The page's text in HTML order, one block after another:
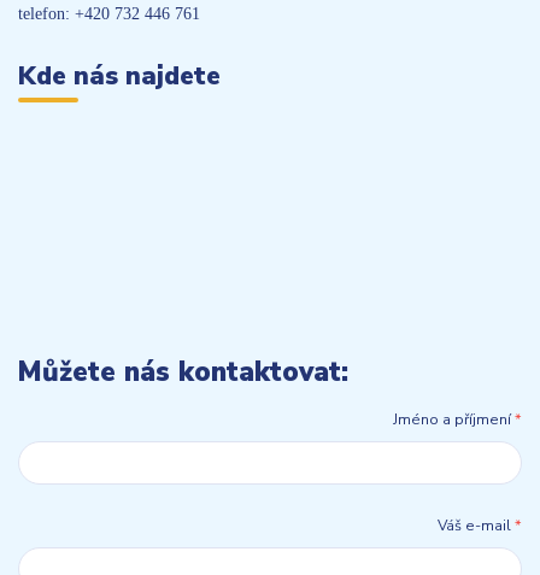
telefon: +420 732 446 761
Kde nás najdete
Můžete nás kontaktovat:
Jméno a příjmení*
Váš e-mail*